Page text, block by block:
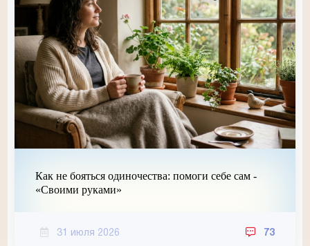
Как не бояться одиночества: помоги себе сам -
«Своими руками»
31 июля 2026 73